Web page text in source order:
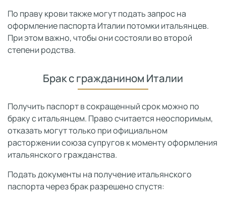
По праву крови также могут подать запрос на
оформление паспорта Италии потомки итальянцев.
При этом важно, чтобы они состояли во второй
степени родства.
Брак с гражданином Италии
Получить паспорт в сокращенный срок можно по
браку с итальянцем. Право считается неоспоримым,
отказать могут только при официальном
расторжении союза супругов к моменту оформления
итальянского гражданства.
Подать документы на получение итальянского
паспорта через брак разрешено спустя: